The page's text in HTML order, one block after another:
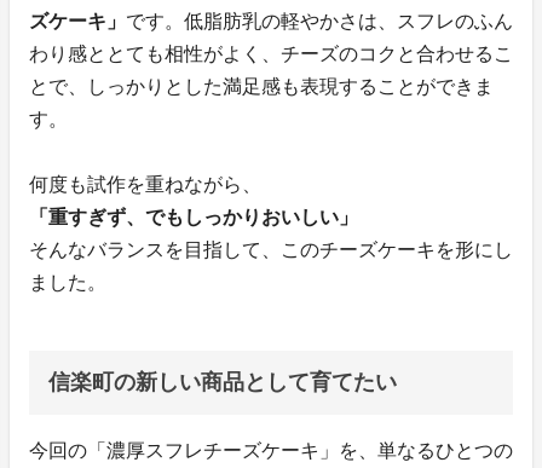
ズケーキ」 です。低脂肪乳の軽やかさは、スフレのふん
わり感ととても相性がよく、チーズのコクと合わせるこ
とで、しっかりとした満足感も表現することができま
す。
何度も試作を重ねながら、
「重すぎず、でもしっかりおいしい」
そんなバランスを目指して、このチーズケーキを形にし
ました。
信楽町の新しい商品として育てたい
今回の「濃厚スフレチーズケーキ」を、単なるひとつの